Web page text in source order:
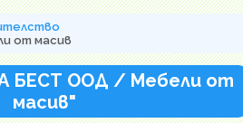
от масив
БЕСТ ООД / Мебели от
масив"